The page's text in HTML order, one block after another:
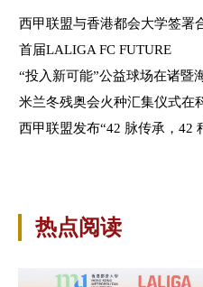
西甲联盟与香港都会大学签署
首届LALIGA FC FUTURE
“投入新可能”公益球场在诸暨
米兰冬残奥会火种汇集仪式在
西甲联盟发布“42 脉传承，42
热点阅读